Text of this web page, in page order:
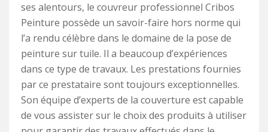
ses alentours, le couvreur professionnel Cribos
Peinture possède un savoir-faire hors norme qui
l’a rendu célèbre dans le domaine de la pose de
peinture sur tuile. Il a beaucoup d’expériences
dans ce type de travaux. Les prestations fournies
par ce prestataire sont toujours exceptionnelles.
Son équipe d’experts de la couverture est capable
de vous assister sur le choix des produits à utiliser